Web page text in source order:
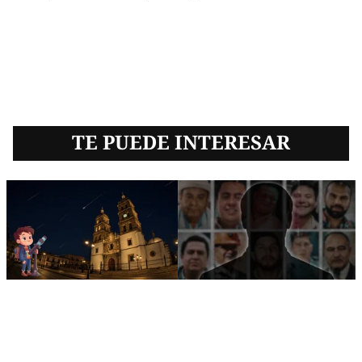
TE PUEDE INTERESAR